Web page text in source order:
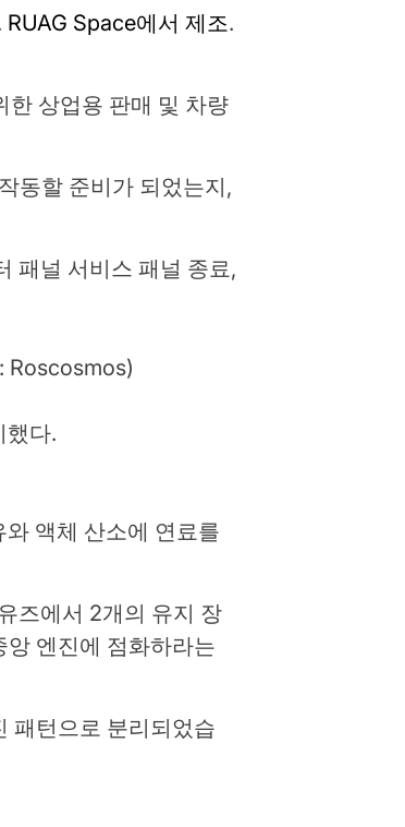
RUAG Space에서 제조.
상업용 판매 및 차량
동할 준비가 되었는지,
패널 서비스 패널 종료,
Roscosmos)
했다.
액체 산소에 연료를
즈에서 2개의 유지 장
엔진에 점화하라는
패턴으로 분리되었습